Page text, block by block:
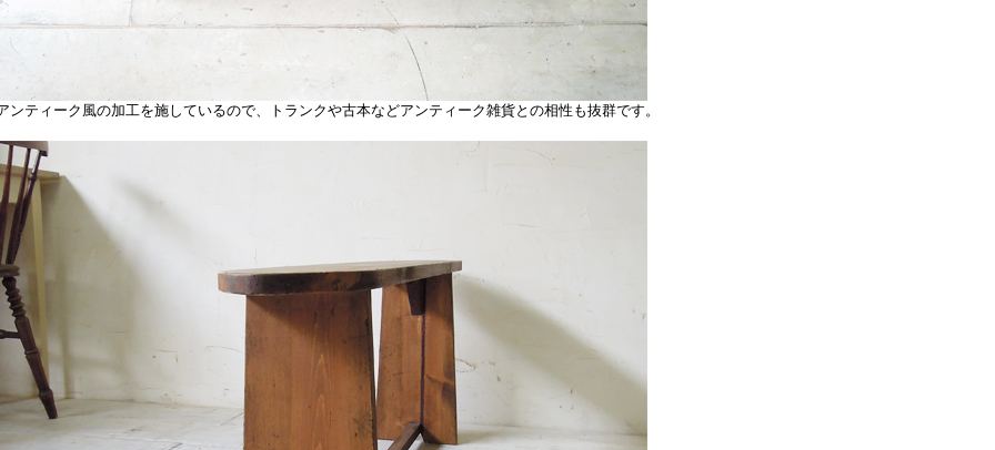
ティーク風の加工を施しているので、トランクや古本などアンティーク雑貨との相性も抜群です。